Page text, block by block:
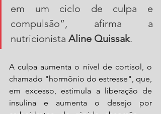
em um ciclo de culpa e
compulsão”, afirma a
nutricionista Aline Quissak.
A culpa aumenta o nível de cortisol, o
chamado "hormônio do estresse", que,
em excesso, estimula a liberação de
insulina e aumenta o desejo por